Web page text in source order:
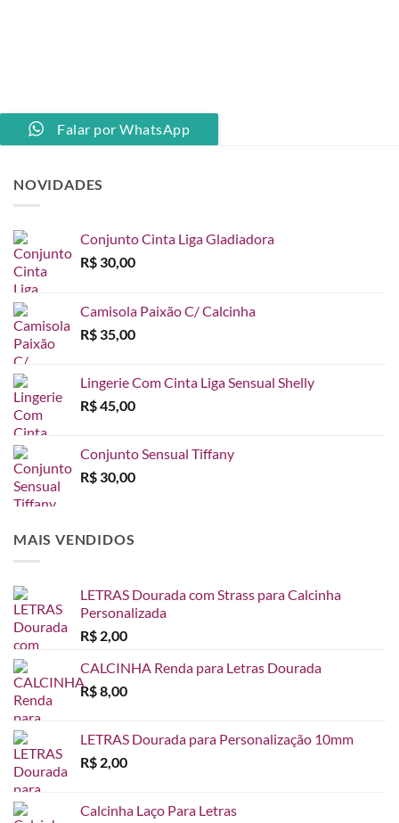
Falar por WhatsApp
NOVIDADES
Conjunto Cinta Liga Gladiadora
R$ 30,00
Camisola Paixão C/ Calcinha
R$ 35,00
Lingerie Com Cinta Liga Sensual Shelly
R$45,00
Conjunto Sensual Tiffany
R$ 30,00
MAIS VENDIDOS
LETRAS Dourada com Strass para Calcinha
Personalizada
R$ 2,00
CALCINHA Renda para Letras Dourada
R$8,00
LETRAS Dourada para Personalização 10mm
R$ 2,00
Calcinha Laço Para Letras